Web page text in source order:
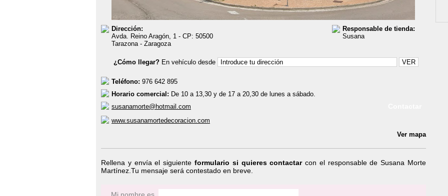
Dirección:
Avda. Reino Aragón, 1 - CP: 50500
Tarazona - Zaragoza
Responsable de tienda:
Susana
¿Cómo llegar? En vehículo desde
Teléfono: 976 642 895
Horario comercial: De 10 a 13,30 y de 17 a 20,30 de lunes a sábado.
susanamorte@hotmail.com
www.susanamortedecoracion.com
Ver mapa
Rellena y envía el siguiente formulario si quieres contactarcon el responsable de Susana Morte
Martínez.Tu mensaje será contestado en breve.